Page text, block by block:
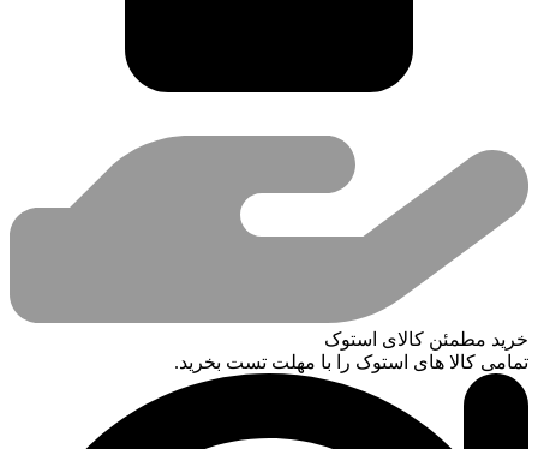
خرید مطمئن کالای استوک
تمامی کالا های استوک را با مهلت تست بخرید.